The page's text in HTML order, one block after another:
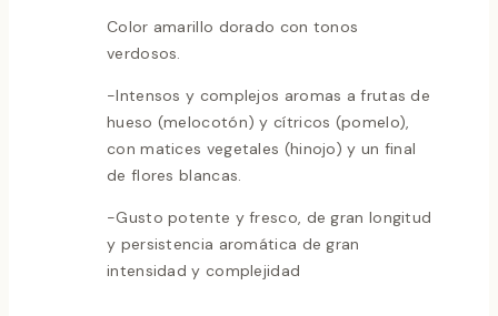
Color amarillo dorado con tonos
verdosos.
-Intensos y complejos aromas a frutas de
hueso (melocotón) y cítricos (pomelo),
con matices vegetales (hinojo) y un final
de flores blancas.
-Gusto potente y fresco, de gran longitud
y persistencia aromática de gran
intensidad y complejidad